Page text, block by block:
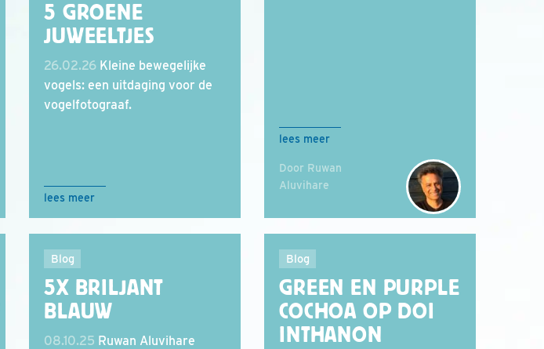
5 GROENE
JUWEELTJES
26.02.26 Kleine bewegelijke
vogels: een uitdaging voor de
vogelfotograaf.
lees meer
lees meer
Door Ruwan
Aluvihare
Blog
5X BRILJANT
BLAUW
08.10.25 Ruwan Aluvihare
Blog
GREEN EN PURPLE
COCHOA OP DOI
INTHANON